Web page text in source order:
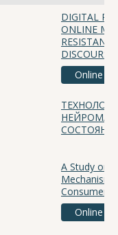
DIGITAL
ONLINE
Online
A Study on
Mechanism
Consumer
Online